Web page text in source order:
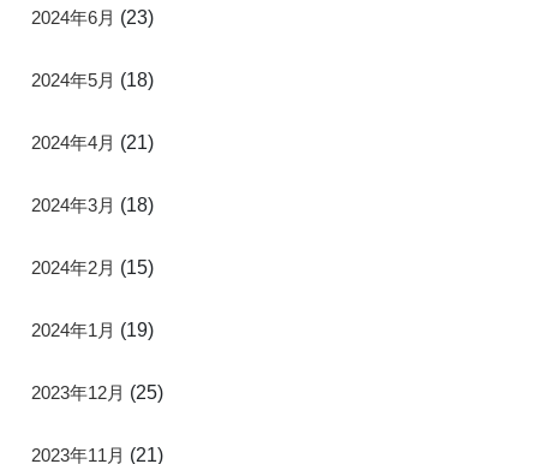
2024年6月 (23)
2024年5月 (18)
2024年4月 (21)
2024年3月 (18)
2024年2月 (15)
2024年1月 (19)
2023年12月 (25)
2023年11月 (21)